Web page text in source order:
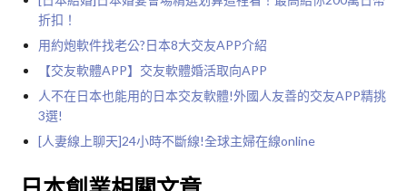
折扣！
用約炮軟件找老公?日本8大交友APP介紹
【交友軟體APP】 交友軟體婚活取向APP
人不在日本也能用的日本交友軟體!外國人友善的交友APP精挑
3選!
[人妻線上聊天]24小時不斷線!全球主婦在線online